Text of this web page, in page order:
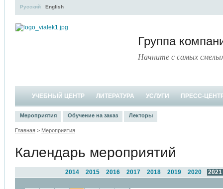
Группа
Начните с самых
Русский English
УЧЕБНЫЙ ЦЕНТР ЛИТЕРАТУРА УСЛУГИ ПРЕСС-
Мероприятия Обучение на заказ Лекторы
Главная > Мероприятия
Календарь мероприятий
2021
2020
2019
2018
2017
2016
2015
2014